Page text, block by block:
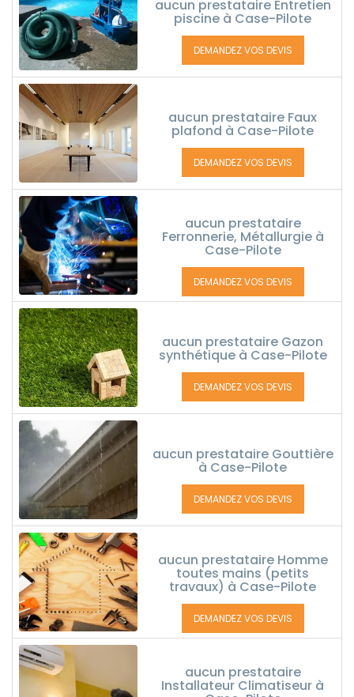
aucun prestataire Entretien
piscine à Case-Pilote
DEMANDEZ VOS DEVIS
aucun prestataire Faux
plafond à Case-Pilote
DEMANDEZ VOS DEVIS
aucun prestataire
Ferronnerie, Métallurgie à
Case-Pilote
DEMANDEZ VOS DEVIS
aucun prestataire Gazon
synthétique à Case-Pilote
DEMANDEZ VOS DEVIS
aucun prestataire Gouttière
à Case-Pilote
DEMANDEZ VOS DEVIS
aucun prestataire Homme
toutes mains (petits
travaux) à Case-Pilote
DEMANDEZ VOS DEVIS
aucun prestataire
Installateur Climatiseur à